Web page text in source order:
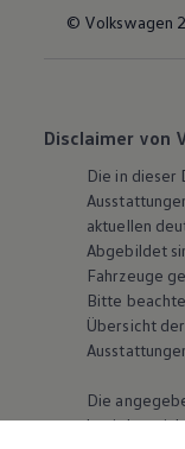
© Volkswagen
Disclaimer von
Die in dieser
aktuellen
Abgebildet
Fahrzeuge
Bitte
Übersicht
Die
beziehen